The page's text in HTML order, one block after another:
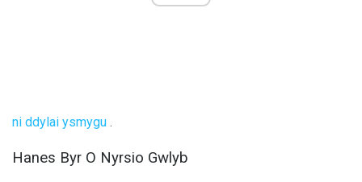
ni ddylai ysmygu .
Hanes Byr O Nyrsio Gwlyb